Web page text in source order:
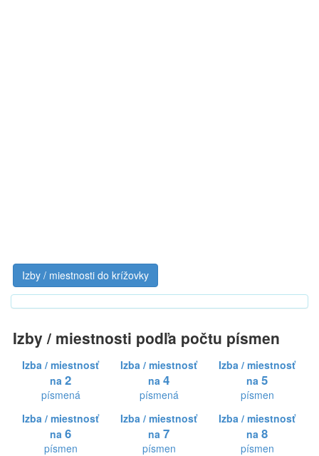
Izby / miestnosti do krížovky
Izby / miestnosti podľa počtu písmen
Izba / miestnosť
na 2
písmená
Izba / miestnosť
na 4
písmená
Izba / miestnosť
na 5
písmen
Izba / miestnosť
na 6
písmen
Izba / miestnosť
na 7
písmen
Izba / miestnosť
na 8
písmen